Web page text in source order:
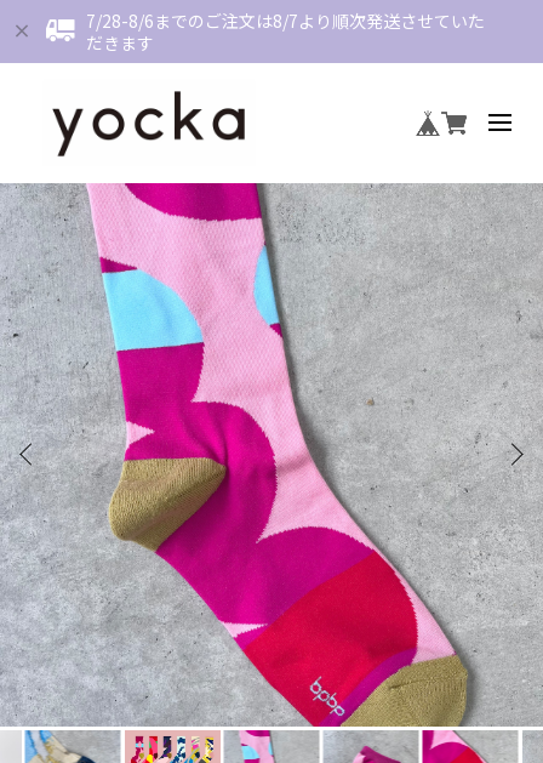
7/28-8/6までのご注文は8/7より順次発送させていた
だきます